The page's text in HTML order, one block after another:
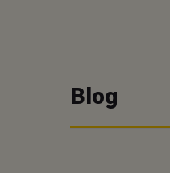
Blog